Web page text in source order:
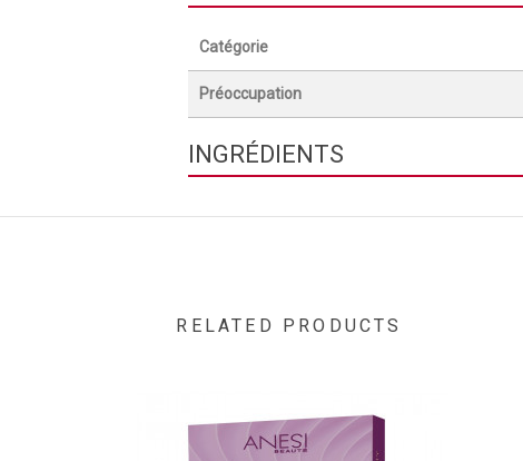
Catégorie
Préoccupation
INGRÉDIENTS
RELATED PRODUCTS